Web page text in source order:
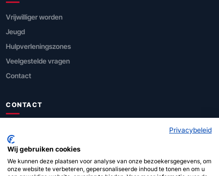
Vrijwilliger worden
Jeugd
Hulpverleningszones
Veelgestelde vragen
Contact
CONTACT
Directie Civiele Veiligheid
Leuvenseweg 1, 1000 Brussel
Privacybeleid
Wij gebruiken cookies
We kunnen deze plaatsen voor analyse van onze bezoekersgegevens, om
onze website te verbeteren, gepersonaliseerde inhoud te tonen en om u